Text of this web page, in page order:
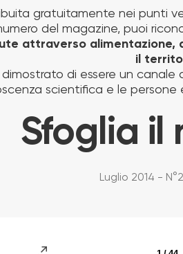
gratuitamente nei punti
del magazine, puoi
attraverso
il
di essere un
scientifica e le
Sfoglia il
Luglio 2014 -